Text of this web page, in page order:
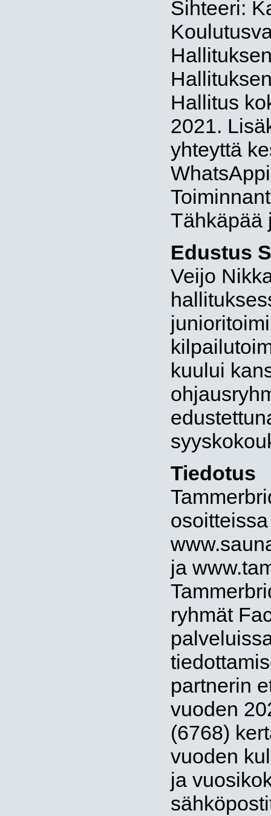
Sihteeri:
Hallitus
2021.
yhteyttä
Tähkäpää
Edustus
Veijo
kuului
Tiedotus
osoitteissa
ja
ryhmät
partnerin
vuoden
(6768)
vuoden
ja